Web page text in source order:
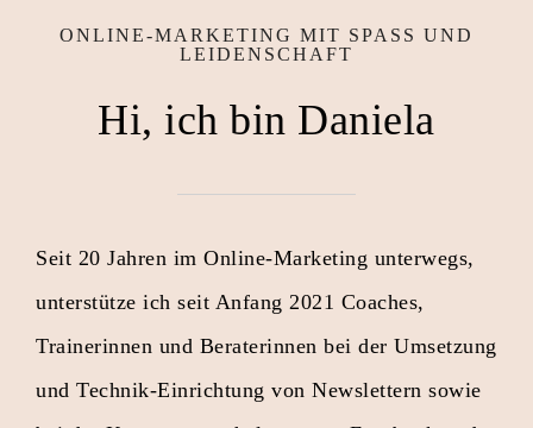
ONLINE-MARKETING MIT SPASS UND L
EIDENSCHAFT
Hi, ich bin Daniela
Seit 20 Jahren im Online-Marketing unterwegs,
unterstütze ich seit Anfang 2021 Coaches,
Trainerinnen und Beraterinnen bei der Umsetzung
und Technik-Einrichtung von Newslettern sowie